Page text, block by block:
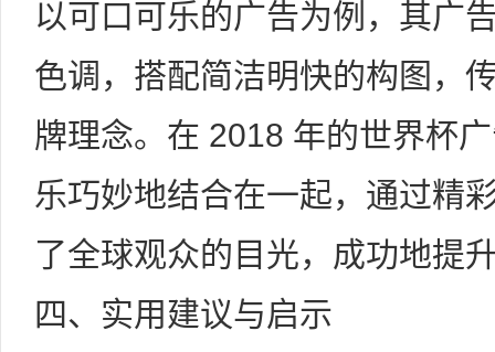
以可口可乐的广告为例，其广
色调，搭配简洁明快的构图，
牌理念。在 2018 年的世界杯
乐巧妙地结合在一起，通过精
了全球观众的目光，成功地提
四、实用建议与启示